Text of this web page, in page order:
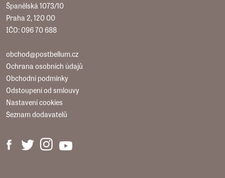
Španělská 1073/10
Praha 2, 120 00
IČO: 096 70 688
obchod@postbellum.cz
Ochrana osobních údajů
Obchodní podmínky
Odstoupení od smlouvy
Nastavení cookies
Seznam dodavatelů